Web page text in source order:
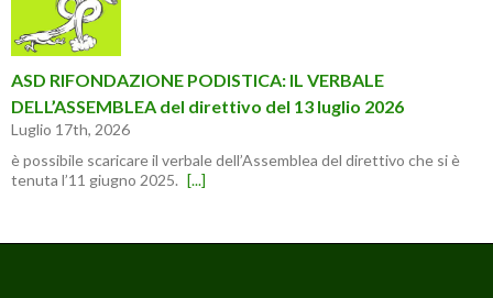
ASD RIFONDAZIONE PODISTICA: IL VERBALE
DELL’ASSEMBLEA del direttivo del 13 luglio 2026
Luglio 17th, 2026
è possibile scaricare il verbale dell’Assemblea del direttivo che si è
tenuta l’11 giugno 2025. [...]